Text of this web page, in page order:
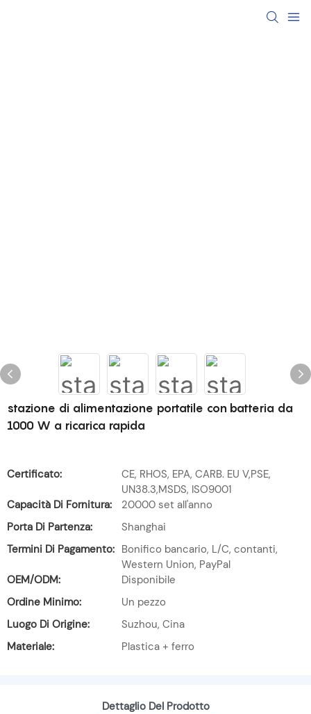
stazione di alimentazione portatile con batteria da
1000 W a ricarica rapida
Certificato:
CE, RHOS, EPA, CARB. EU V,PSE,
UN38.3,MSDS, ISO9001
Capacità Di Fornitura:
20000 set all'anno
Porta Di Partenza:
Shanghai
Termini Di Pagamento: Bonifico bancario, L/C, contanti,
Western Union, PayPal
OEM/ODM:
Disponibile
Ordine Minimo:
Un pezzo
Luogo Di Origine:
Suzhou, Cina
Materiale:
Plastica + ferro
Dettaglio Del Prodotto